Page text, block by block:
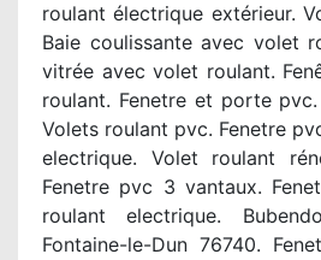
roulant électrique extérieur.
Baie coulissante avec volet
vitrée avec volet roulant.
roulant. Fenetre et porte
Volets roulant pvc. Fenetre
electrique. Volet roulant
Fenetre pvc 3 vantaux.
roulant electrique.
Fontaine-le-Dun 76740.